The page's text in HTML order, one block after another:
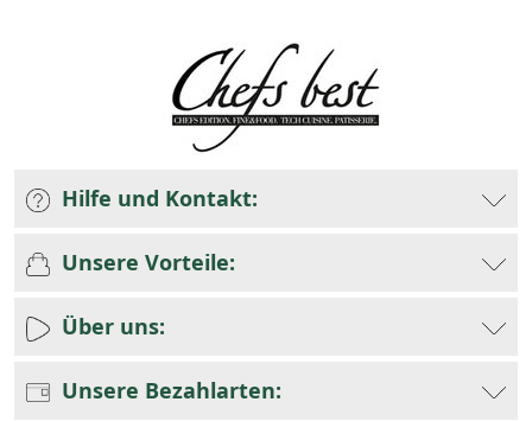
Hilfe und Kontakt:
Unsere Vorteile:
Über uns:
Unsere Bezahlarten: